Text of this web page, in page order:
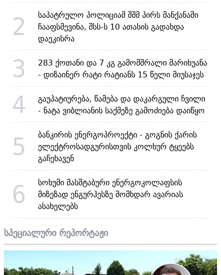
2
საპატრულო პოლიციამ შშმ პირს მანქანაში
ჩააფსმევინა, შსს-ს 10 ათასის გადახდა
დაეკისრა
3
283 ქოთანი და 7 კგ გამომშრალი მარიხუანა
- დიზაინერ რატი რატიანს 15 წელი მიუსაჯეს
4
გაუპატიურება, წამება და დაკარგული ჩვილი
- ნატა ვიბლიანის საქმეზე გამოძიება დაიწყო
5
ბანკირის ენერგოპროექტი - გოგნის ქარის
ელექტროსადგურისთვის კოლხურ ტყეებს
გაჩეხავენ
6
სოხუმი მასშტაბური ენერგოკოლაფსის
მიზეზად ენგურჰესზე მომხდარ ავარიას
ასახელებს
სპეციალური რეპორტაჟი